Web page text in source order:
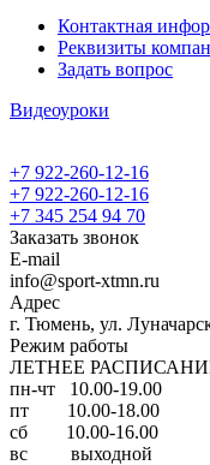
Контактная
Реквизиты
Задать вопрос
Видеоуроки
+7 922-260-12-16
+7 922-260-12-16
+7 345 254 94 70
Заказать звонок
E-mail
info@sport-xtmn.ru
Адрес
г. Тюмень, ул.
Режим работы
ЛЕТНЕЕ РАСПИСАНИЕ
пн-чт 10.00-19.00
пт 10.00-18.00
сб 10.00-16.00
вс выходной